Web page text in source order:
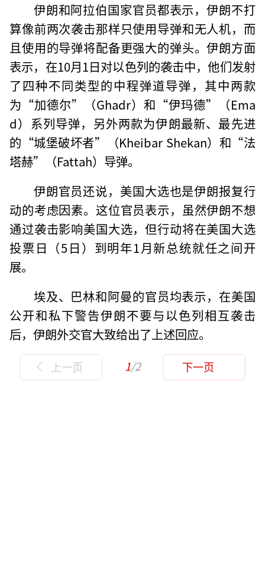
伊朗和阿拉伯国家官员都表示，伊朗不打
算像前两次袭击那样只使用导弹和无人机，而
且使用的导弹将配备更强大的弹头。伊朗方面
表示，在10月1日对以色列的袭击中，他们发射
了四种不同类型的中程弹道导弹，其中两款
为“加德尔”（Ghadr）和“伊玛德”（Ema
d）系列导弹，另外两款为伊朗最新、最先进
的“城堡破坏者”（Kheibar Shekan）和“法
塔赫”（Fattah）导弹。
伊朗官员还说，美国大选也是伊朗报复行
动的考虑因素。这位官员表示，虽然伊朗不想
通过袭击影响美国大选，但行动将在美国大选
投票日（5日）到明年1月新总统就任之间开
展。
埃及、巴林和阿曼的官员均表示，在美国
公开和私下警告伊朗不要与以色列相互袭击
后，伊朗外交官大致给出了上述回应。
上一页 1/2 下一页